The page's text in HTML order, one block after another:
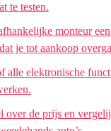
te testen.
monteur
je tot aankoop
alle elektronische
over de prijs en